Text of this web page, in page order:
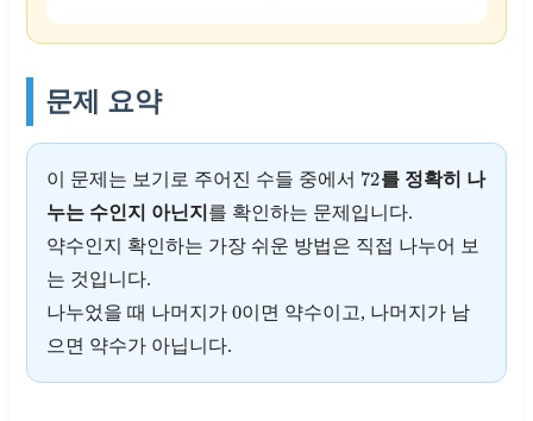
문제 요약
이 문제는 보기로 주어진 수들 중에서 72를 정확히 나
누는 수인지 아닌지 를 확인하는 문제입니다.
약수인지 확인하는 가장 쉬운 방법은 직접 나누어 보
는 것입니다.
나누었을 때 나머지가 0이면 약수이고, 나머지가 남
으면 약수가 아닙니다.